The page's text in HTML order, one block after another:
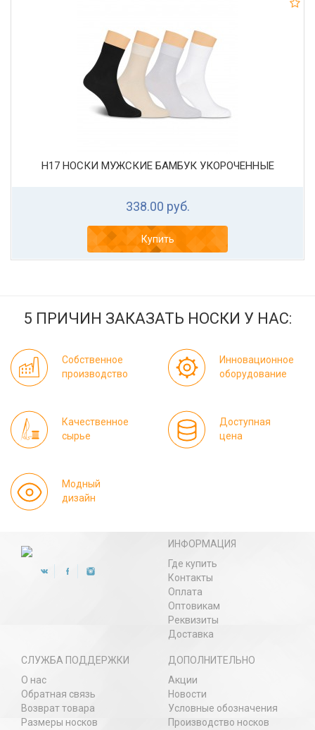
Н17 НОСКИ МУЖСКИЕ БАМБУК УКОРОЧЕННЫЕ
338.00 руб.
Купить
5 ПРИЧИН ЗАКАЗАТЬ НОСКИ У НАС:
Собственное
производство
Инновационное
оборудование
Качественное
сырье
Доступная
цена
Модный
дизайн
ИНФОРМАЦИЯ
Где купить
Контакты
Оплата
Оптовикам
Реквизиты
Доставка
СЛУЖБА ПОДДЕРЖКИ
О нас
Обратная связь
Возврат товара
Размеры носков
ДОПОЛНИТЕЛЬНО
Акции
Новости
Условные обозначения
Производство носков